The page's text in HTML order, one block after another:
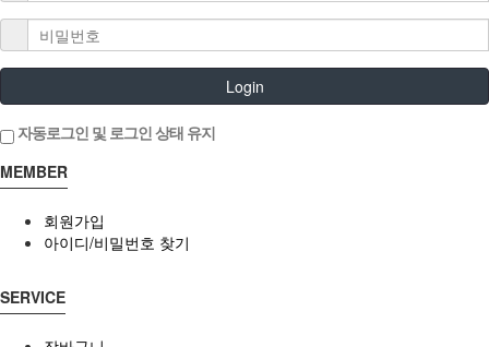
Login
자동로그인 및 로그인 상태 유지
MEMBER
회원가입
아이디/비밀번호 찾기
SERVICE